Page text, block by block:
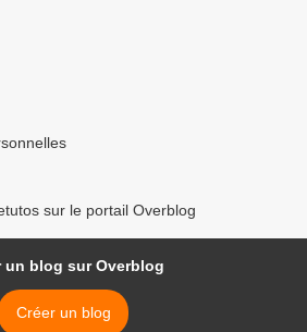
sur le portail Overblog
un blog sur Overblog
Créer un blog